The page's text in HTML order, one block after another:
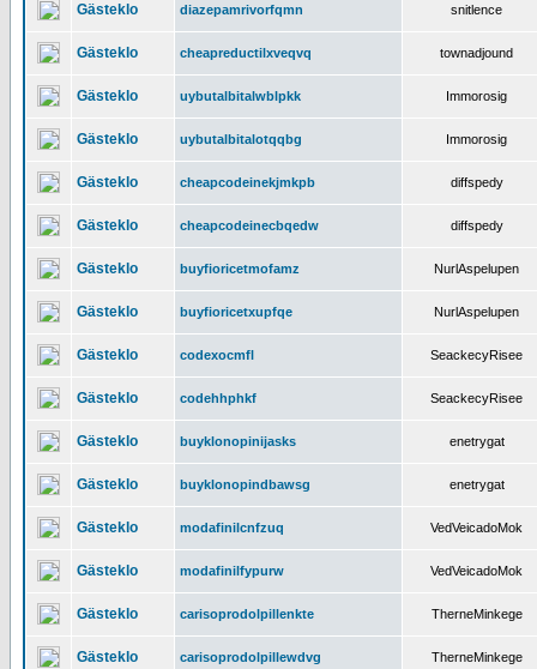
Gästeklo diazepamrivorfqmn snitlence
Gästeklo cheapreductilxveqvq townadjound
Gästeklo uybutalbitalwblpkk Immorosig
Gästeklo uybutalbitalotqqbg Immorosig
Gästeklo cheapcodeinekjmkpb diffspedy
Gästeklo cheapcodeinecbqedw diffspedy
Gästeklo buyfioricetmofamz NurlAspelupen
Gästeklo buyfioricetxupfqe NurlAspelupen
Gästeklo codexocmfl SeackecyRisee
Gästeklo codehhphkf SeackecyRisee
Gästeklo buyklonopinijasks enetrygat
Gästeklo buyklonopindbawsg enetrygat
Gästeklo modafinilcnfzuq VedVeicadoMok
Gästeklo modafinilfypurw VedVeicadoMok
Gästeklo carisoprodolpillenkte TherneMinkege
Gästeklo carisoprodolpillewdvg TherneMinkege